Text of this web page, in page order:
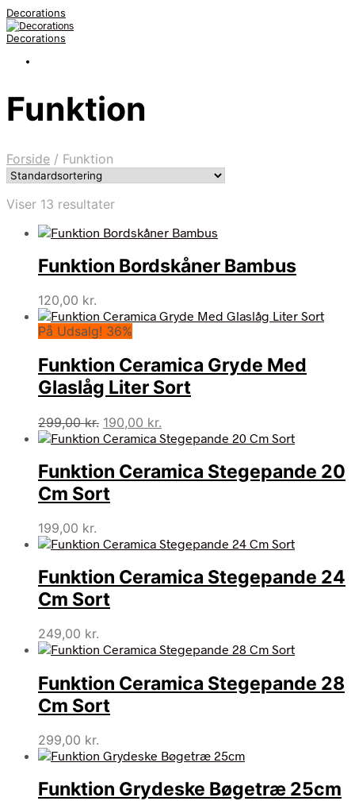
Decorations
Decorations
Funktion
Forside / Funktion
Viser 13 resultater
Funktion Bordskåner Bambus
120,00 kr.
På Udsalg! 36%
Funktion Ceramica Gryde Med
Glaslåg Liter Sort
299,00kr. Den
oprindelige
var:
299,00 kr..
190,00 kr.
aktuelle
er:
190,00 kr..
Funktion Ceramica Stegepande 20
Cm Sort
199,00 kr.
Funktion Ceramica Stegepande 24
Cm Sort
249,00 kr.
Funktion Ceramica Stegepande 28
Cm Sort
299,00 kr.
Funktion Grydeske Bøgetræ 25cm